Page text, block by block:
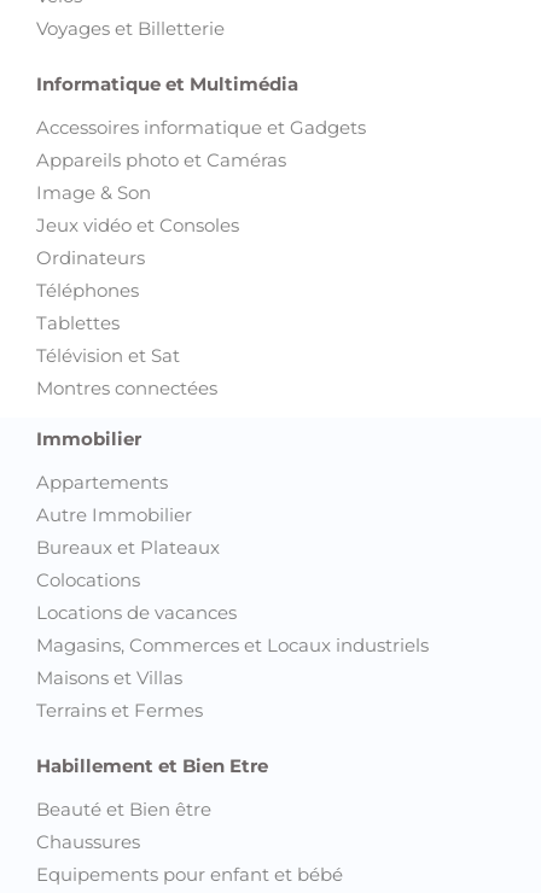
Voyages et Billetterie
Informatique et Multimédia
Accessoires informatique et Gadgets
Appareils photo et Caméras
Image & Son
Jeux vidéo et Consoles
Ordinateurs
Téléphones
Tablettes
Télévision et Sat
Montres connectées
Immobilier
Appartements
Autre Immobilier
Bureaux et Plateaux
Colocations
Locations de vacances
Magasins, Commerces et Locaux industriels
Maisons et Villas
Terrains et Fermes
Habillement et Bien Etre
Beauté et Bien être
Chaussures
Equipements pour enfant et bébé